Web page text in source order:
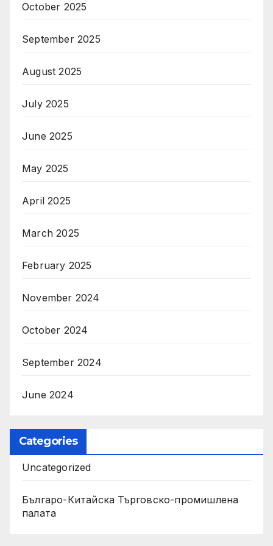
October 2025
September 2025
August 2025
July 2025
June 2025
May 2025
April 2025
March 2025
February 2025
November 2024
October 2024
September 2024
June 2024
Categories
Uncategorized
Българо-Китайска Търговско-промишлена
палaта